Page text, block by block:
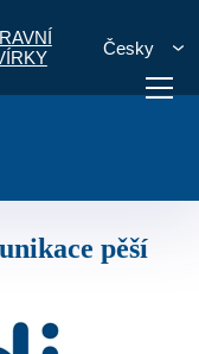
Česky
Diskuzní